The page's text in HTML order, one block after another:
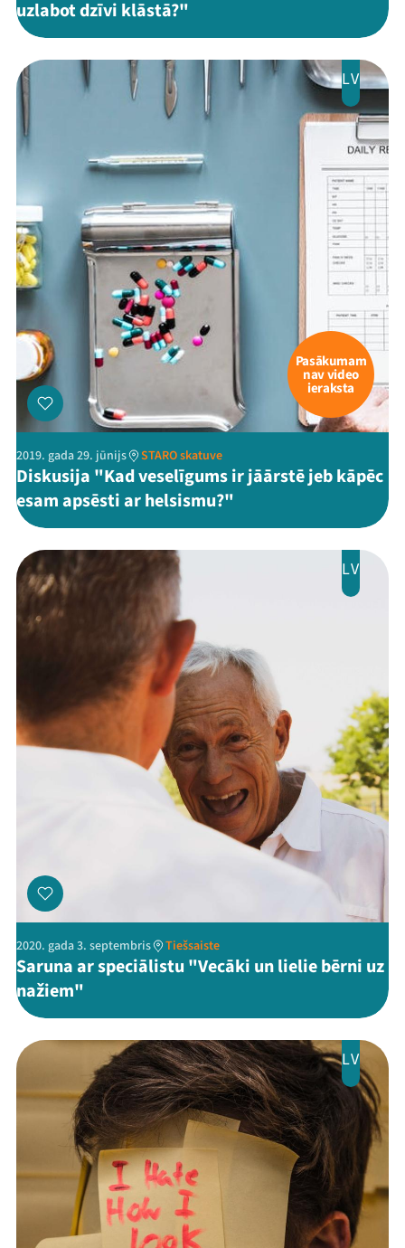
Programma
Arhīvs
Viņi bija LAMPĀ 2026
Jaunumi
Ziedo
Veikals
Kontakti
ThreadsFacebookYoutube
X Instagram
Flick TikTok
uzlabot dzīvi klāstā?"
LV
Pasākumam
nav video
ieraksta
2019. gada 29. jūnijs STARO skatuve
Diskusija "Kad veselīgums ir jāārstē jeb kāpēc
esam apsēsti ar helsismu?"
LV
2020. gada 3. septembris Tiešsaiste
Saruna ar speciālistu "Vecāki un lielie bērni uz
nažiem"
LV